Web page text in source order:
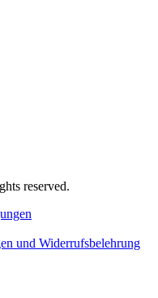
reserved.
und Widerrufsbelehrung